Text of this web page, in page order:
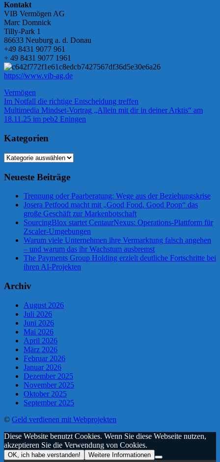
Kontakt
VIB Vermögen AG
Marc Domnick
Tilly-Park 1
86633 Neuburg a. d. Donau
+49 8431 9077 961
+ 49 8431 9077 1961
https://www.vib-ag.de
Vermögen
Beitragsnavigation
Vorheriger
Beitrag:
Im Notfall die richtige Entscheidung treffen
Nächster
Beitrag:
Multimedia Mindset-Vortrag „Allein mit dir in deiner Arktis“ am
18.11.25 im peb2 Eningen
Kategorien
Kategorien
Neueste Beiträge
Trennung oder Paarberatung: Wege aus der Beziehungskrise
Josera Petfood macht mit „Good Food. Good Poop“ das
große Geschäft zur Markenbotschaft
SourcingBlox startet CentaurNexus: Operations-Plattform für
Zscaler-Umgebungen
Warum viele Unternehmen ihre Vermarktung falsch angehen
– und warum das ihr Wachstum ausbremst
The Payments Group Holding erzielt deutliche Fortschritte bei
ihren AI-Projekten
Archiv
August 2026
Juli 2026
Juni 2026
Mai 2026
April 2026
März 2026
Februar 2026
Januar 2026
Dezember 2025
November 2025
Oktober 2025
September 2025
© Geld verdienen mit Webprojekten
Diese Website benutzt Cookies. Wenn Sie diese Webseite nutzen,
akzeptieren Sie die Verwendung von Cookies.
OK, ich habe verstanden!
Weitere Informationen